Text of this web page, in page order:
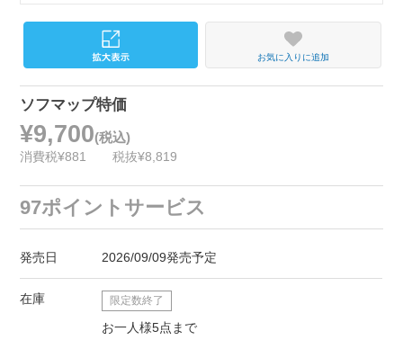
お気に入りに追加
ソフマップ特価
¥9,700(税込)
消費税¥881 税抜¥8,819
97ポイントサービス
発売日 2026/09/09発売予定
在庫 限定数終了
お一人様5点まで